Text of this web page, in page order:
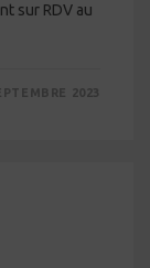
sur RDV au
2023